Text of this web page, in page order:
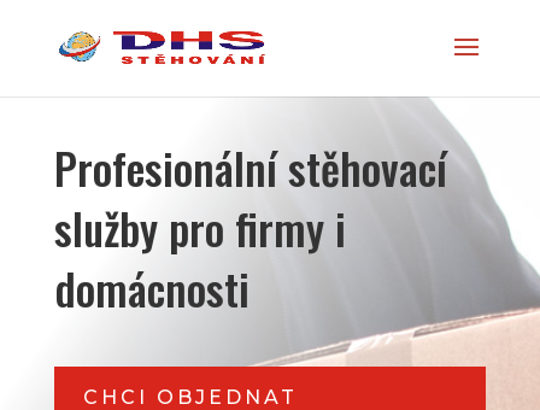
Profesionálnístěhovací
služby pro firmy i
domácnosti
CHCI OBJEDNAT